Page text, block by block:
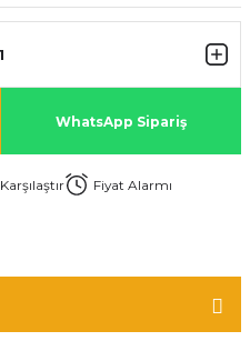
WhatsApp Sipariş
Karşılaştır
Fiyat Alarmı